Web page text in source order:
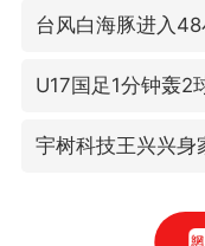
U17国足1分钟轰2